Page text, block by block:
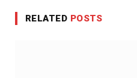
RELATED POSTS